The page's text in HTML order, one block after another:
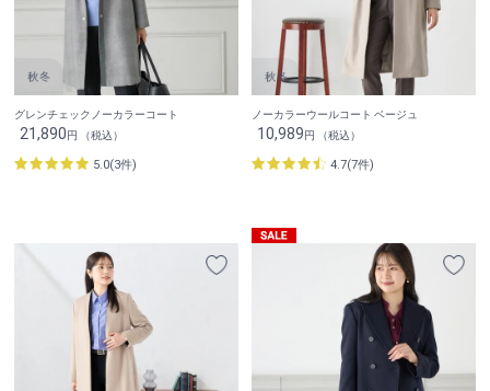
グレンチェックノーカラーコート
21,890円 （税込）
5.0(3件)
ノーカラーウールコート ベージュ
10,989円 （税込）
4.7(7件)